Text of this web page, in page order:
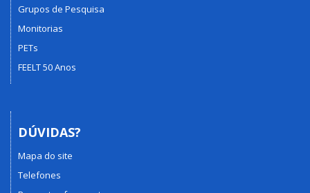
Grupos de Pesquisa
Monitorias
PETs
FEELT 50 Anos
DÚVIDAS?
Mapa do site
Telefones